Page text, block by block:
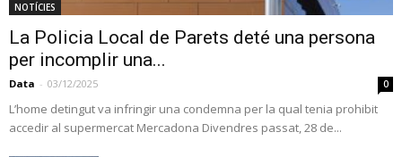
NOTÍCIES
La Policia Local de Parets deté una persona
per incomplir una...
Data - 03/12/2025 0
L’home detingut va infringir una condemna per la qual tenia prohibit
accedir al supermercat Mercadona Divendres passat, 28 de...